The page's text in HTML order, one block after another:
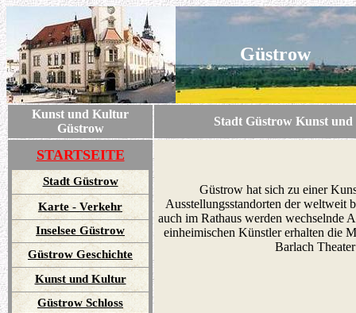
Güstrow
Kunst und Kultur
Güstrow
Stadt Güstrow Kunst und
STARTSEITE
Stadt Güstrow
Karte - Verkehr
Inselsee Güstrow
Güstrow Geschichte
Kunst und Kultur
Güstrow Schloss
Güstrow hat sich zu einer
Ausstellungsstandorten der weltweit
auch im Rathaus werden wechselnde
einheimischen Künstler erhalten die
Barlach